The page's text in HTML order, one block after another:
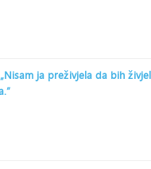
ja preživjela da bih